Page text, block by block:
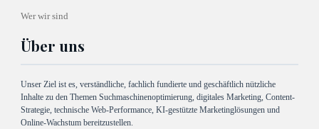
Wer wir sind
Über uns
Unser Ziel ist es, verständliche, fachlich fundierte und geschäftlich nützliche
Inhalte zu den Themen Suchmaschinenoptimierung, digitales Marketing, Content-
Strategie, technische Web-Performance, KI-gestützte Marketinglösungen und
Online-Wachstum bereitzustellen.